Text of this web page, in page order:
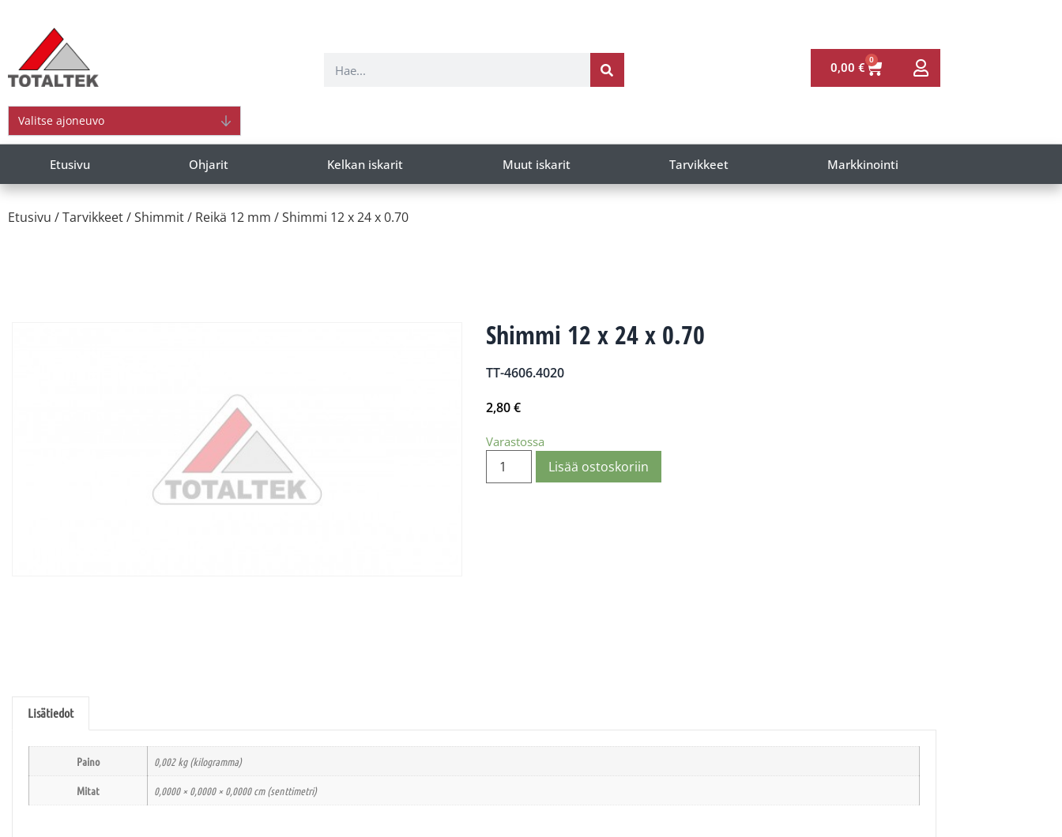
0,00 €
0
Valitse ajoneuvo
Etusivu Ohjarit Kelkan iskarit Muut iskarit Tarvikkeet Markkinointi
Etusivu /Tarvikkeet/Shimmit/ Reikä 12 mm / Shimmi 12 x 24 x 0.70
Shimmi 12 x 24 x 0.70
TT-4606.4020
2,80€
Varastossa
Lisää ostoskoriin
Lisätiedot
Paino 0,002 kg (kilogramma)
Mitat 0,0000 × 0,0000 × 0,0000 cm (senttimetri)